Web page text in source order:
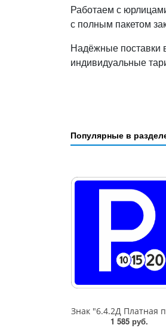
Работаем с
с полным пакетом
Надёжные поставки
индивидуальные
Популярные в
1 585 руб.